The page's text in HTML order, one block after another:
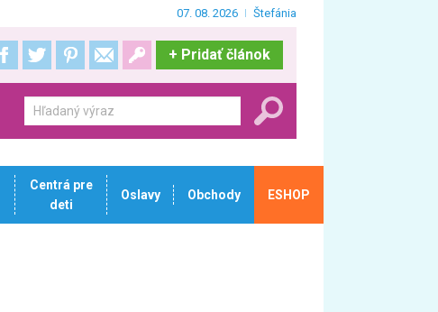
07. 08. 2026 Štefánia
+ Pridať článok
Centrá pre
deti
Oslavy Obchody ESHOP